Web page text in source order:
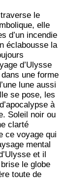
le
elle
d’un incendie
éclabousse la
d’Ulysse
une forme
lune aussi
se pose, les
à
Soleil noir ou
clarté
ce voyage qui
mental
et il
le globe
toute de